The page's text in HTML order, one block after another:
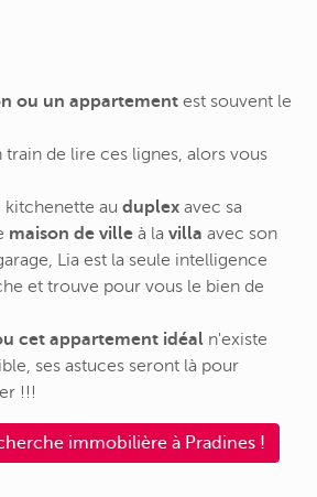
ou un appartement est souvent le
train de lire ces lignes, alors vous
kitchenette au duplex avec sa
maison de ville à la villa avec son
Lia est la seule intelligence
et trouve pour vous le bien de
cet appartement idéal n'existe
ses astuces seront là pour
!!!
immobilière à Pradines !